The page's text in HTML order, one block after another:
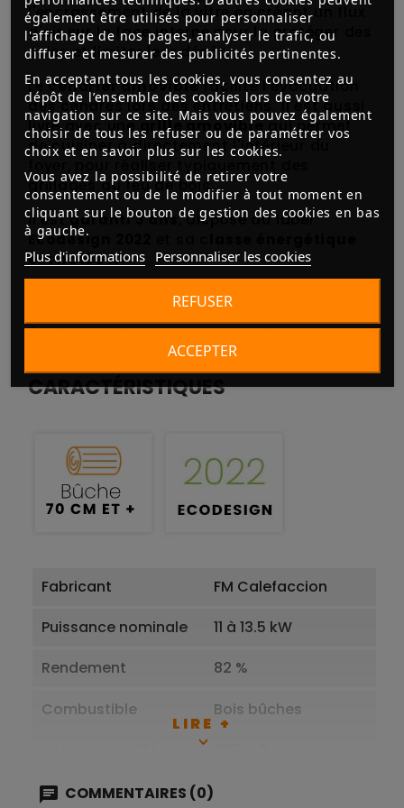
également être utilisés pour personnaliser
l'affichage de nos pages, analyser le trafic, ou
diffuser et mesurer des publicités pertinentes.
En acceptant tous les cookies, vous consentez au
dépôt de l’ensemble des cookies lors de votre
navigation sur ce site. Mais vous pouvez également
choisir de tous les refuser ou de paramétrer vos
choix et en savoir plus sur les cookies.
Vous avez la possibilité de retirer votre
consentement ou de le modifier à tout moment en
cliquant sur le bouton de gestion des cookies en bas
à gauche.
Plus d'informations Personnaliser les cookies
REFUSER
ACCEPTER
l'encrassement de la vitre en créant un flux
d'air sur la face interne pour la protéger des
suies et limiter leur dépôt.
Lecendrier amoviblefacilite l'évacuation
des cendres lors des entretiens. Il est aussi
livré avec une grille amoviblequi permet
de cuisiner à directement l'intérieur du
foyer, pour réaliser typiquement des
grillades au feu de bois.
Il estgaranti 3 ans , dispose du label
Ecodesign 2022
est notée A+.
également dans une version plus petite et
moins puissante, leHLI-100
CARACTÉRISTIQUES
Fabricant
FM Calefaccion
Puissance nominale
11 à 13.5 kW
Rendement
82 %
Combustible
Bois bûches
Habillage
LIRE +
COMMENTAIRES (0)